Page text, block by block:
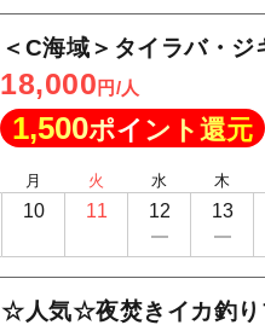
＜C海域＞タイラバ・
18,000 円/人
1,500ポイント還元
月
10
火
11
水
12
木
13
☆人気☆夜焚きイカ釣り